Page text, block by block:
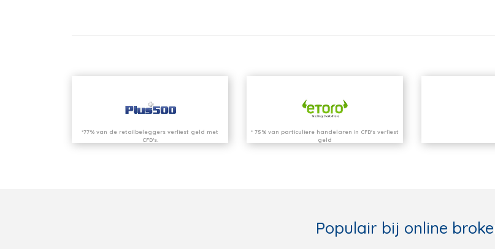
*77% van de retailbeleggers verliest geld met
CFD’s.
* 75% van particuliere handelaren in CFD's verliest
geld
Populair bij online